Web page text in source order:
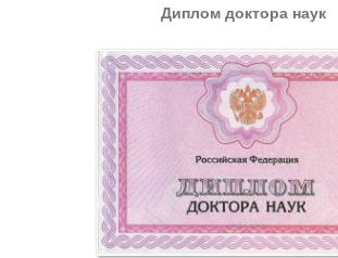
Диплом доктора наук